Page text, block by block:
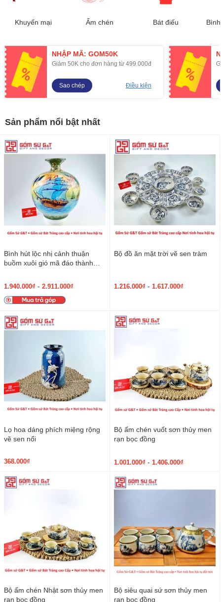
Khuyến mại Ấm chén Bát điếu
NHẬP MÃ: GOM50K
Giảm 50K cho đơn hàng từ 499.000đ
Sao chép Điều kiện
Sản phẩm nổi bật nhất
Bình hút lộc nhị cảnh thuận
buồm xuôi gió mã đáo thành
1.940.000₫ - 2.911.000₫
Bộ đồ ăn mặt trời vẽ sen tràm
1.216.000₫ - 1.617.000₫
Lọ hoa dáng phích miệng rộng
vẽ sen nổi
368.000₫
Bộ ấm chén vuốt sơn thủy men
rạn bọc đồng
1.001.000₫ - 1.406.000₫
Bộ ấm chén Nhật sơn thủy men
rạn bọc đồng
Bộ siêu quai sứ sơn thủy men
rạn bọc đồng